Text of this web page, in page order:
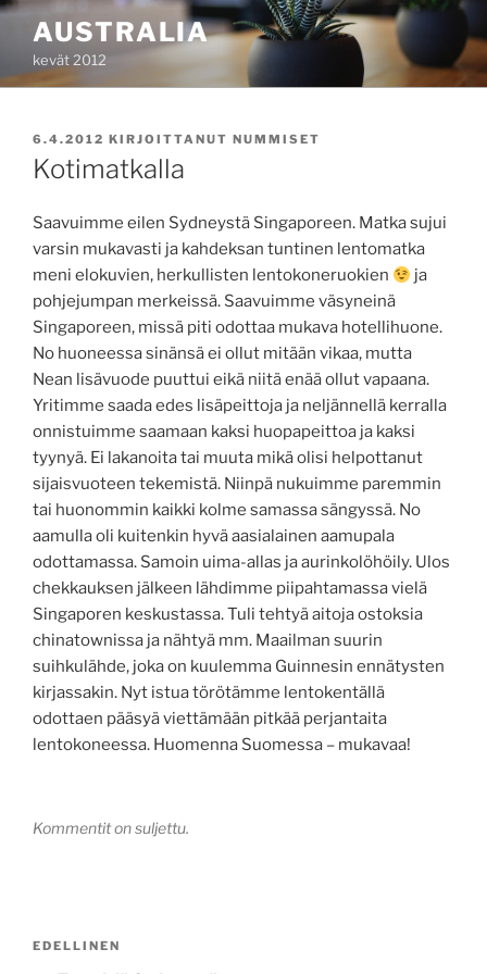
Siirry
sisältöönAUSTRALIA
kevät 2012
JULKAISTU
6.4.2012 KIRJOITTANUT NUMMISET
Kotimatkalla
Saavuimme eilen Sydneystä Singaporeen. Matka sujui
varsin mukavasti ja kahdeksan tuntinen lentomatka
meni elokuvien, herkullisten lentokoneruokien
ja
pohjejumpan merkeissä. Saavuimme väsyneinä
Singaporeen, missä piti odottaa mukava hotellihuone.
No huoneessa sinänsä ei ollut mitään vikaa, mutta
Nean lisävuode puuttui eikä niitä enää ollut vapaana.
Yritimme saada edes lisäpeittoja ja neljännellä kerralla
onnistuimme saamaan kaksi huopapeittoa ja kaksi
tyynyä. Ei lakanoita tai muuta mikä olisi helpottanut
sijaisvuoteen tekemistä. Niinpä nukuimme paremmin
tai huonommin kaikki kolme samassa sängyssä. No
aamulla oli kuitenkin hyvä aasialainen aamupala
odottamassa. Samoin uima-allas ja aurinkolöhöily. Ulos
chekkauksen jälkeen lähdimme piipahtamassa vielä
Singaporen keskustassa. Tuli tehtyä aitoja ostoksia
chinatownissa ja nähtyä mm. Maailman suurin
suihkulähde, joka on kuulemma Guinnesin ennätysten
kirjassakin. Nyt istua törötämme lentokentällä
odottaen pääsyä viettämään pitkää perjantaita
lentokoneessa. Huomenna Suomessa – mukavaa!
Kommentit on suljettu.
Edellinen
EDELLINEN